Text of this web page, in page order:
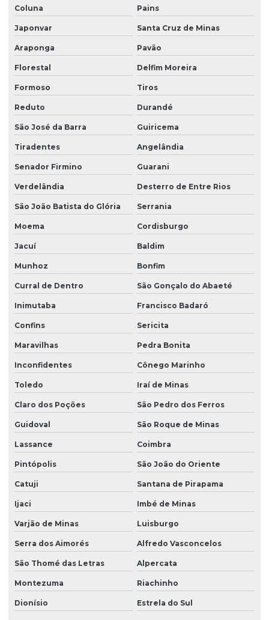
Coluna Pains
Japonvar Santa Cruz de Minas
Araponga Pavão
Florestal Delfim Moreira
Formoso Tiros
Reduto Durandé
São José da Barra Guiricema
Tiradentes Angelândia
Senador Firmino Guarani
Verdelândia Desterro de Entre Rios
São João Batista do Glória Serrania
Moema Cordisburgo
Jacuí Baldim
Munhoz Bonfim
Curral de Dentro São Gonçalo do Abaeté
Inimutaba Francisco Badaró
Confins Sericita
Maravilhas Pedra Bonita
Inconfidentes Cônego Marinho
Toledo Iraí de Minas
Claro dos Poções São Pedro dos Ferros
Guidoval São Roque de Minas
Lassance Coimbra
Pintópolis São João do Oriente
Catuji Santana de Pirapama
Ijaci Imbé de Minas
Varjão de Minas Luisburgo
Serra dos Aimorés Alfredo Vasconcelos
São Thomé das Letras Alpercata
Montezuma Riachinho
Dionísio Estrela do Sul